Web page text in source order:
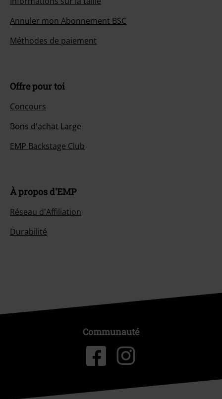
Annuler mon Abonnement BSC
Méthodes de paiement
Offre pour toi
Concours
Bons d'achat Large
EMP Backstage Club
À propos d'EMP
Réseau d'Affiliation
Durabilité
Communauté